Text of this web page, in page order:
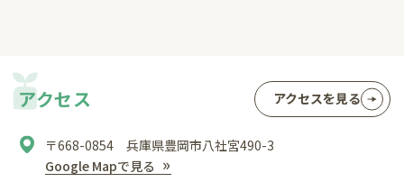
アクセス アクセスを見る
〒668-0854 兵庫県豊岡市八社宮490-3
Google Mapで見る